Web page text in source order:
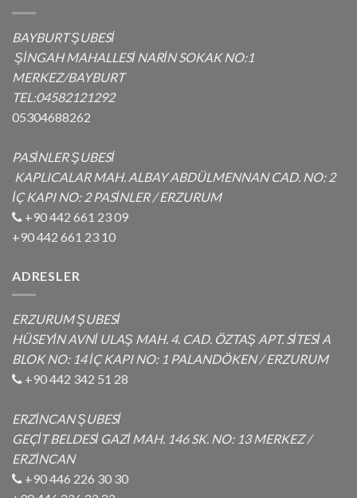
BAYBURT ŞUBESİ
ŞİNGAH MAHALLESİ NARİN SOKAK NO:1
MERKEZ/BAYBURT
TEL:04582121292
05304688262
PASİNLER ŞUBESİ
KAPLICALAR MAH. ALBAY ABDÜLMENNAN CAD. NO: 2
İÇ KAPI NO: 2 PASİNLER / ERZURUM
+90 442 661 23 09
+90 442 661 23 10
ADRESLER
ERZURUM ŞUBESİ
HÜSEYİN AVNİ ULAŞ MAH. 4. CAD. ÖZTAŞ APT. SİTESİ A
BLOK NO: 14 İÇ KAPI NO: 1 PALANDÖKEN / ERZURUM
+90 442 342 51 28
ERZİNCAN ŞUBESİ
GEÇİT BELDESİ GAZİ MAH. 146 SK. NO: 13 MERKEZ /
ERZİNCAN
+90 446 226 30 30